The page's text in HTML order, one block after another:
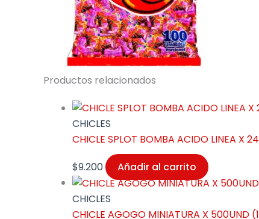
Productos relacionados
CHICLES
CHICLE SPLOT BOMBA ACIDO LINEA X
$9.200 Añadir al carrito
CHICLES
CHICLE AGOGO MINIATURA X 500UND